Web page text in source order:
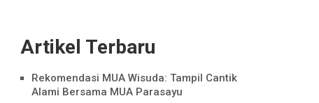
Artikel Terbaru
Rekomendasi MUA Wisuda: Tampil Cantik
Alami Bersama MUA Parasayu